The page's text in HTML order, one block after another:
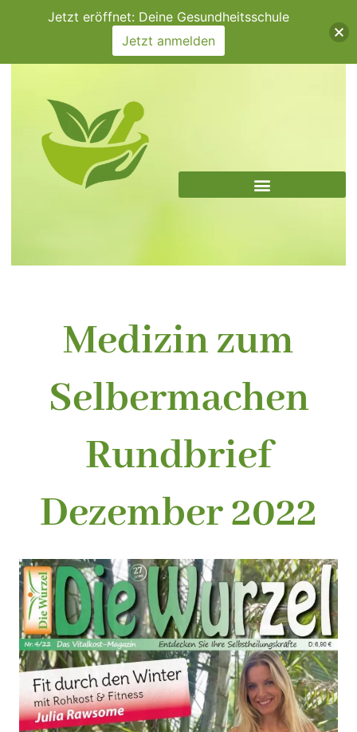
Medizin zum
Selbermachen
Rundbrief
Dezember 2022
Jetzt eröffnet: Deine Gesundheitsschule
Jetzt anmelden